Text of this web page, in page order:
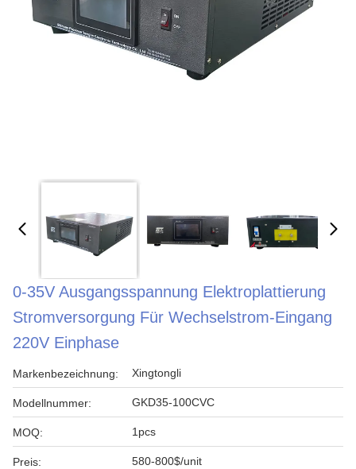
0-35V Ausgangsspannung Elektroplattierung
Stromversorgung Für Wechselstrom-Eingang
220V Einphase
Markenbezeichnung: Xingtongli
Modellnummer: GKD35-100CVC
MOQ: 1pcs
Preis: 580-800$/unit